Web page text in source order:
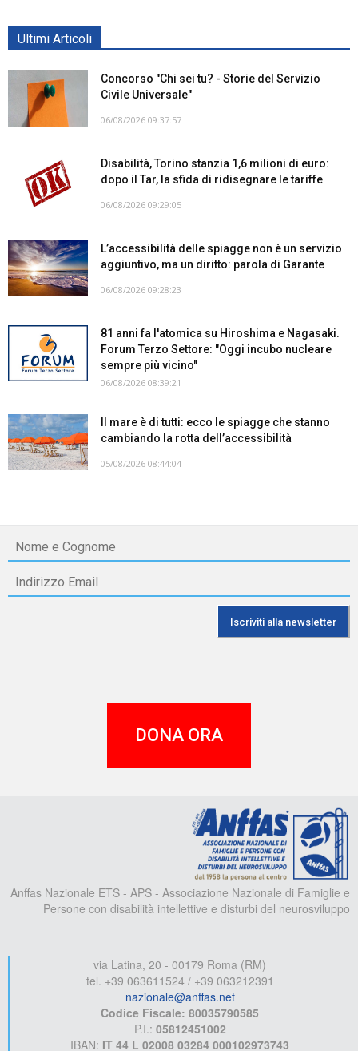
Ultimi Articoli
Concorso "Chi sei tu? - Storie del Servizio
Civile Universale"
06/08/2026 09:37:57
Disabilità, Torino stanzia 1,6 milioni di euro:
dopo il Tar, la sfida di ridisegnare le tariffe
06/08/2026 09:29:05
L’accessibilità delle spiagge non è un servizio
aggiuntivo, ma un diritto: parola di Garante
06/08/2026 09:28:23
81 anni fa l'atomica su Hiroshima e Nagasaki.
Forum Terzo Settore: "Oggi incubo nucleare
sempre più vicino"
06/08/2026 08:39:21
Il mare è di tutti: ecco le spiagge che stanno
cambiando la rotta dell’accessibilità
05/08/2026 08:44:04
DONA ORA
Anffas Nazionale ETS - APS - Associazione Nazionale di Famiglie e
Persone con disabilità intellettive e disturbi del neurosviluppo
via Latina, 20 - 00179 Roma (RM)
tel. +39 063611524 / +39 063212391
nazionale@anffas.net
Codice Fiscale: 80035790585
P.I.: 05812451002
IBAN: IT 44 L 02008 03284 000102973743